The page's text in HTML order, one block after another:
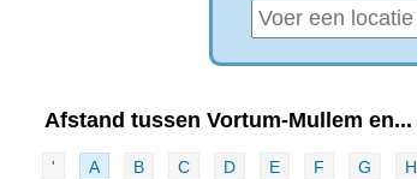
Afstand tussen Vortum-Mullem en...
' A B C D E F G H